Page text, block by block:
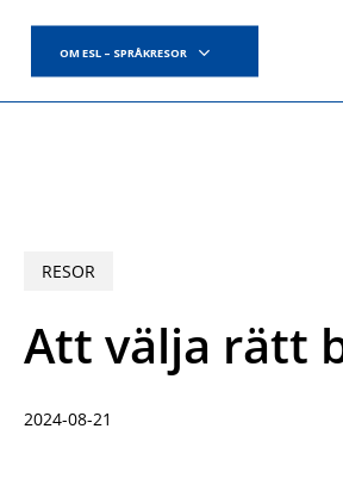
main
content
OM ESL – SPRÅKRESOR
RESOR
Att välja rätt
2024-08-21